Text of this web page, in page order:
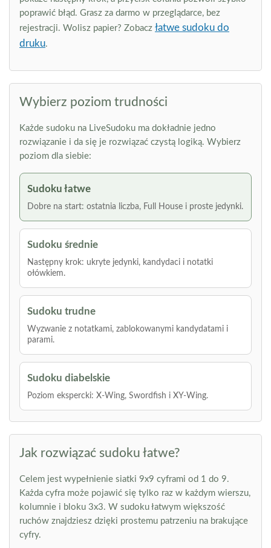
poprawić błąd. Grasz za darmo w przeglądarce, bez
rejestracji. Wolisz papier? Zobacz łatwe sudoku do
druku.
Wybierz poziom trudności
Każde sudoku na LiveSudoku ma dokładnie jedno
rozwiązanie i da się je rozwiązać czystą logiką. Wybierz
poziom dla siebie:
Sudoku łatwe
Dobre na start: ostatnia liczba, Full House i proste jedynki.
Sudoku średnie
Następny krok: ukryte jedynki, kandydaci i notatki
ołówkiem.
Sudoku trudne
Wyzwanie z notatkami, zablokowanymi kandydatami i
parami.
Sudoku diabelskie
Poziom ekspercki: X-Wing, Swordfish i XY-Wing.
Jak rozwiązać sudoku łatwe?
Celem jest wypełnienie siatki 9x9 cyframi od 1 do 9.
Każda cyfra może pojawić się tylko raz w każdym wierszu,
kolumnie i bloku 3x3. W sudoku łatwym większość
ruchów znajdziesz dzięki prostemu patrzeniu na brakujące
cyfry.